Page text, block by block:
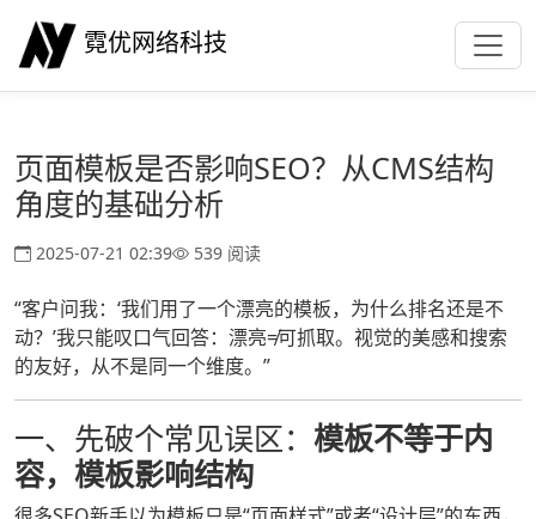
霓优网络科技
页面模板是否影响SEO？从CMS结构
角度的基础分析
2025-07-21 02:39 539 阅读
“客户问我：‘我们用了一个漂亮的模板，为什么排名还是不
动？’我只能叹口气回答：漂亮≠可抓取。视觉的美感和搜索
的友好，从不是同一个维度。”
一、先破个常见误区： 模板不等于内
容，模板影响结构